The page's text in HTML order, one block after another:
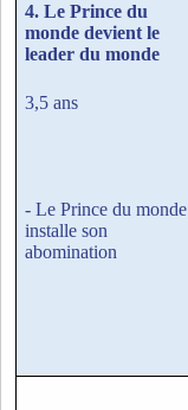
4. Le Prince du
monde devient le
leader du monde
3,5 ans
- Le Prince du monde
installe son
abomination